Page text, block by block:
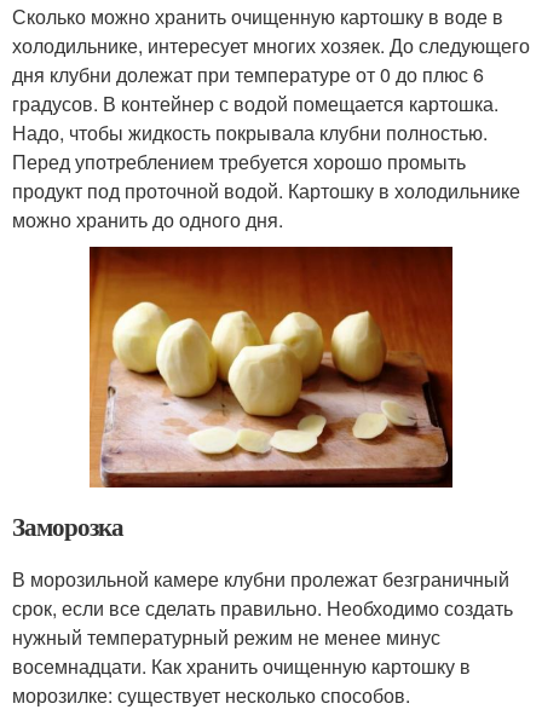
Сколько можно хранить очищенную картошку в воде в
холодильнике, интересует многих хозяек. До следующего
дня клубни долежат при температуре от 0 до плюс 6
градусов. В контейнер с водой помещается картошка.
Надо, чтобы жидкость покрывала клубни полностью.
Перед употреблением требуется хорошо промыть
продукт под проточной водой. Картошку в холодильнике
можно хранить до одного дня.
Заморозка
В морозильной камере клубни пролежат безграничный
срок, если все сделать правильно. Необходимо создать
нужный температурный режим не менее минус
восемнадцати. Как хранить очищенную картошку в
морозилке: существует несколько способов.